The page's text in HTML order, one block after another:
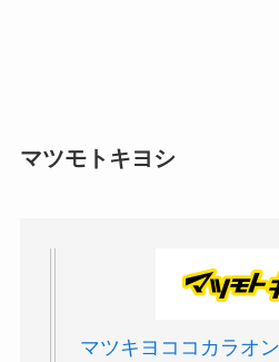
マツモトキヨシ
マツキヨココカラオ